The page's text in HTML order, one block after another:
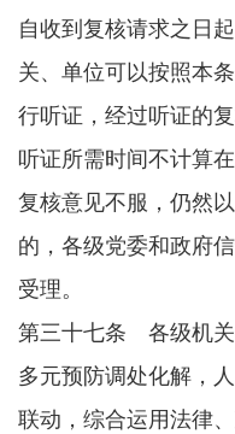
自收到复核请求之日
关、单位可以按照本
行听证，经过听证的
听证所需时间不计算
复核意见不服，仍然
的，各级党委和政府
受理。
第三十七条 各级机关
多元预防调处化解，
联动，综合运用法律